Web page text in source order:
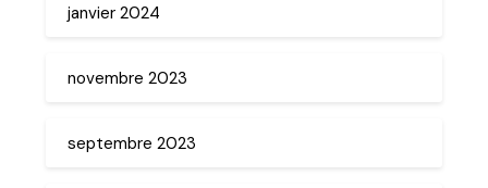
janvier 2024
novembre 2023
septembre 2023